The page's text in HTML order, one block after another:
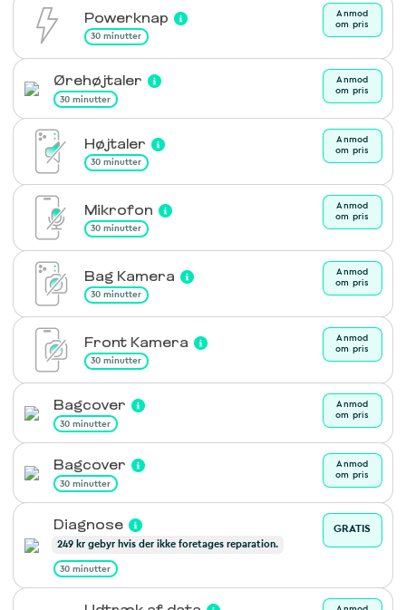
Powerknap
30 minutter
Anmod
om pris
Ørehøjtaler
30 minutter
Anmod
om pris
Højtaler
30 minutter
Anmod
om pris
Mikrofon
30 minutter
Anmod
om pris
Bag Kamera
30 minutter
Anmod
om pris
Front Kamera
30 minutter
Anmod
om pris
Bagcover
30 minutter
Anmod
om pris
Bagcover
30 minutter
Anmod
om pris
Diagnose
249 kr gebyr hvis der ikke foretages reparation.
30 minutter
GRATIS